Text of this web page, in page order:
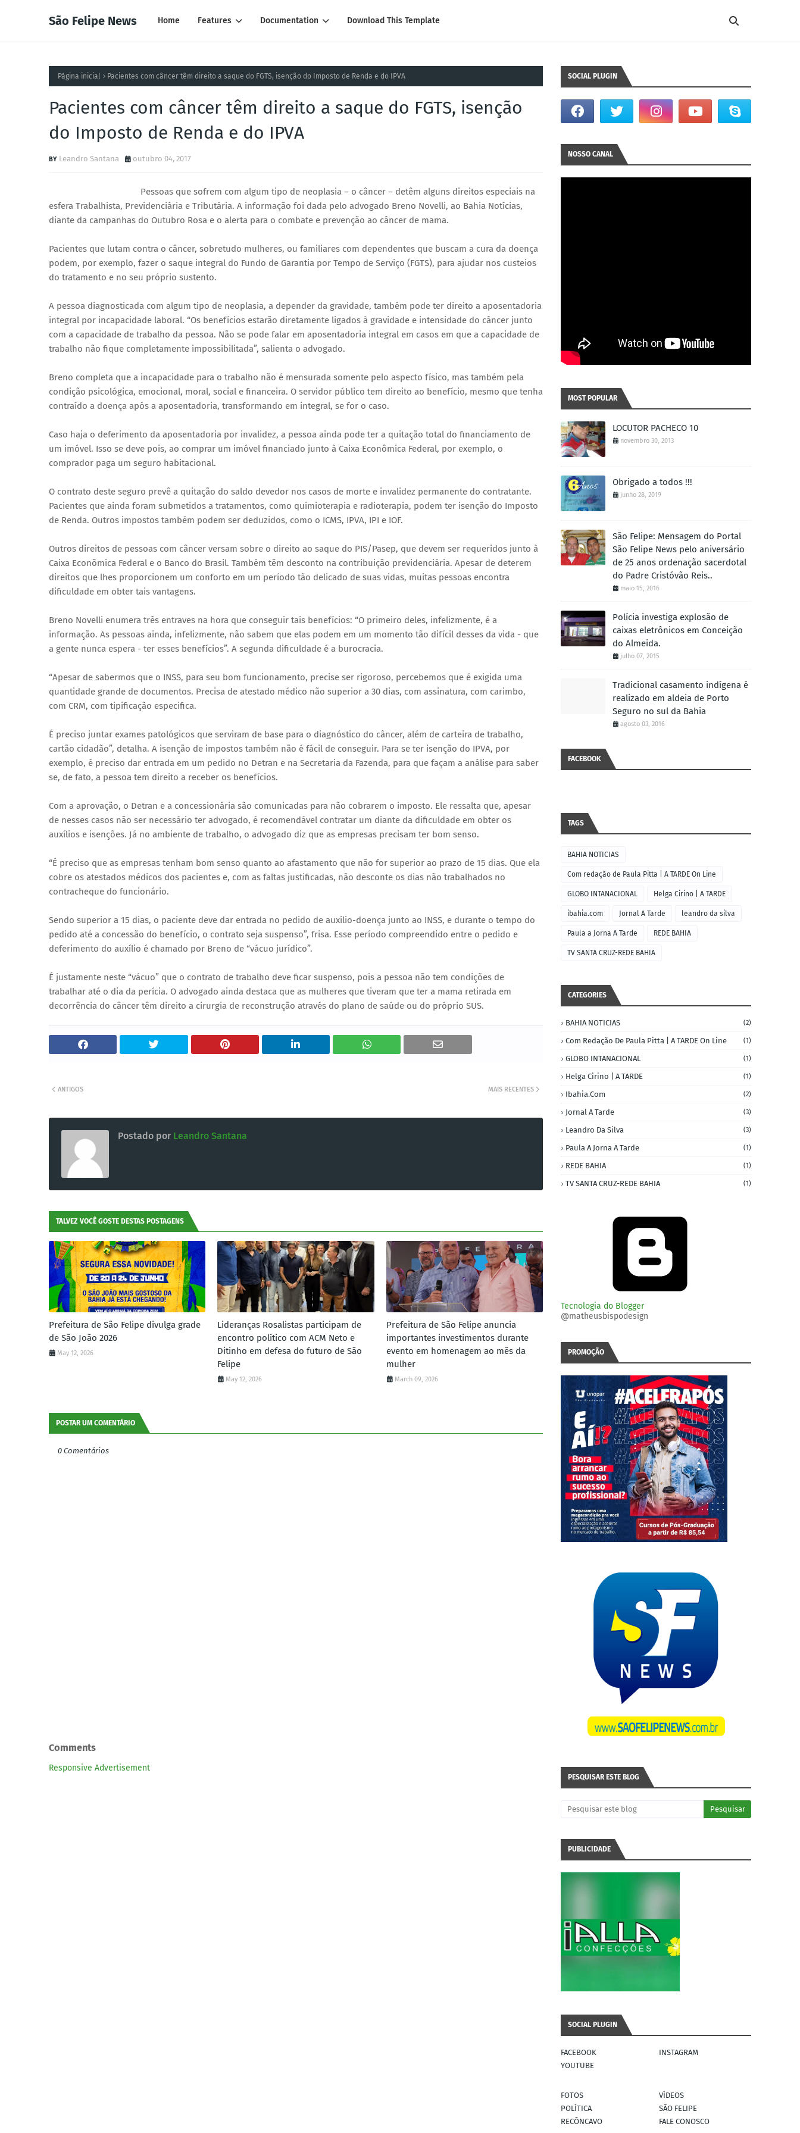
São Felipe News Home Features Documentation Download This Template
Página inicial Pacientes com câncer têm direito a saque do FGTS, isenção do Imposto de Renda e do IPVA
Pacientes com câncer têm direito a saque do FGTS, isenção
do Imposto de Renda e do IPVA
Leandro Santana outubro 04, 2017
Pessoas que sofrem com algum tipo de neoplasia – o câncer – detêm alguns direitos especiais na
esfera Trabalhista, Previdenciária e Tributária. A informação foi dada pelo advogado Breno Novelli, ao Bahia Notícias,
diante da campanhas do Outubro Rosa e o alerta para o combate e prevenção ao câncer de mama.
Pacientes que lutam contra o câncer, sobretudo mulheres, ou familiares com dependentes que buscam a cura da doença
podem, por exemplo, fazer o saque integral do Fundo de Garantia por Tempo de Serviço (FGTS), para ajudar nos custeios
do tratamento e no seu próprio sustento.
A pessoa diagnosticada com algum tipo de neoplasia, a depender da gravidade, também pode ter direito a aposentadoria
integral por incapacidade laboral. “Os benefícios estarão diretamente ligados à gravidade e intensidade do câncer junto
com a capacidade de trabalho da pessoa. Não se pode falar em aposentadoria integral em casos em que a capacidade de
trabalho não fique completamente impossibilitada”, salienta o advogado.
Breno completa que a incapacidade para o trabalho não é mensurada somente pelo aspecto físico, mas também pela
condição psicológica, emocional, moral, social e financeira. O servidor público tem direito ao benefício, mesmo que tenha
contraído a doença após a aposentadoria, transformando em integral, se for o caso.
Caso haja o deferimento da aposentadoria por invalidez, a pessoa ainda pode ter a quitação total do financiamento de
um imóvel. Isso se deve pois, ao comprar um imóvel financiado junto à Caixa Econômica Federal, por exemplo, o
comprador paga um seguro habitacional.
O contrato deste seguro prevê a quitação do saldo devedor nos casos de morte e invalidez permanente do contratante.
Pacientes que ainda foram submetidos a tratamentos, como quimioterapia e radioterapia, podem ter isenção do Imposto
de Renda. Outros impostos também podem ser deduzidos, como o ICMS, IPVA, IPI e IOF.
Outros direitos de pessoas com câncer versam sobre o direito ao saque do PIS/Pasep, que devem ser requeridos junto à
Caixa Econômica Federal e o Banco do Brasil. Também têm desconto na contribuição previdenciária. Apesar de deterem
direitos que lhes proporcionem um conforto em um período tão delicado de suas vidas, muitas pessoas encontra
dificuldade em obter tais vantagens.
Breno Novelli enumera três entraves na hora que conseguir tais benefícios: “O primeiro deles, infelizmente, é a
informação. As pessoas ainda, infelizmente, não sabem que elas podem em um momento tão difícil desses da vida - que
a gente nunca espera - ter esses benefícios”. A segunda dificuldade é a burocracia.
“Apesar de sabermos que o INSS, para seu bom funcionamento, precise ser rigoroso, percebemos que é exigida uma
quantidade grande de documentos. Precisa de atestado médico não superior a 30 dias, com assinatura, com carimbo,
com CRM, com tipificação especifica.
É preciso juntar exames patológicos que serviram de base para o diagnóstico do câncer, além de carteira de trabalho,
cartão cidadão”, detalha. A isenção de impostos também não é fácil de conseguir. Para se ter isenção do IPVA, por
exemplo, é preciso dar entrada em um pedido no Detran e na Secretaria da Fazenda, para que façam a análise para saber
se, de fato, a pessoa tem direito a receber os benefícios.
Com a aprovação, o Detran e a concessionária são comunicadas para não cobrarem o imposto. Ele ressalta que, apesar
de nesses casos não ser necessário ter advogado, é recomendável contratar um diante da dificuldade em obter os
auxílios e isenções. Já no ambiente de trabalho, o advogado diz que as empresas precisam ter bom senso.
“É preciso que as empresas tenham bom senso quanto ao afastamento que não for superior ao prazo de 15 dias. Que ela
cobre os atestados médicos dos pacientes e, com as faltas justificadas, não desconte os dias não trabalhados no
contracheque do funcionário.
Sendo superior a 15 dias, o paciente deve dar entrada no pedido de auxílio-doença junto ao INSS, e durante o tempo do
pedido até a concessão do benefício, o contrato seja suspenso”, frisa. Esse período compreendido entre o pedido e
deferimento do auxílio é chamado por Breno de “vácuo jurídico”.
É justamente neste “vácuo” que o contrato de trabalho deve ficar suspenso, pois a pessoa não tem condições de
trabalhar até o dia da perícia. O advogado ainda destaca que as mulheres que tiveram que ter a mama retirada em
decorrência do câncer têm direito a cirurgia de reconstrução através do plano de saúde ou do próprio SUS.
MAIS RECENTES
ANTIGOS
Postado por Leandro Santana
TALVEZ VOCÊ GOSTE DESTAS POSTAGENS
Prefeitura de São Felipe divulga grade
de São João 2026
May 12, 2026
Lideranças Rosalistas participam de
encontro político com ACM Neto e
Ditinho em defesa do futuro de São
Felipe
May 12, 2026
Prefeitura de São Felipe anuncia
importantes investimentos durante
evento em homenagem ao mês da
mulher
March 09, 2026
POSTAR UM COMENTÁRIO
0 Comentários
Comments
Responsive Advertisement
SOCIAL PLUGIN
NOSSO CANAL
MOST POPULAR
LOCUTOR PACHECO 10
novembro 30, 2013
Obrigado a todos !!!
junho 28, 2019
São Felipe: Mensagem do Portal
São Felipe News pelo aniversário
de 25 anos ordenação sacerdotal
do Padre Cristóvão Reis..
maio 15, 2016
Polícia investiga explosão de
caixas eletrônicos em Conceição
do Almeida.
julho 07, 2015
Tradicional casamento indígena é
realizado em aldeia de Porto
Seguro no sul da Bahia
agosto 03, 2016
FACEBOOK
TAGS
BAHIA NOTICIAS
Com redação de Paula Pitta | A TARDE On Line
GLOBO INTANACIONAL Helga Cirino | A TARDE
ibahia.com Jornal A Tarde leandro da silva
Paula a Jorna A Tarde REDE BAHIA
TV SANTA CRUZ-REDE BAHIA
CATEGORIES
BAHIA NOTICIAS (2)
Com Redação De Paula Pitta | A TARDE On Line (1)
GLOBO INTANACIONAL (1)
Helga Cirino | A TARDE (1)
Ibahia.com (2)
Jornal A Tarde (3)
Leandro Da Silva (3)
Paula A Jorna A Tarde (1)
REDE BAHIA (1)
TV SANTA CRUZ-REDE BAHIA (1)
Tecnologia do Blogger
@matheusbispodesign
PROMOÇÃO
PESQUISAR ESTE BLOG
PUBLICIDADE
SOCIAL PLUGIN
FACEBOOK
INSTAGRAM
YOUTUBE
FOTOS
VÍDEOS
POLÍTICA
SÃO FELIPE
RECÔNCAVO
FALE CONOSCO